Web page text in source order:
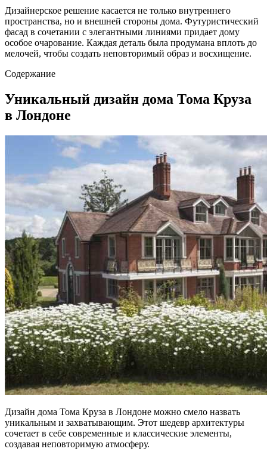
Дизайнерское решение касается не только внутреннего
пространства, но и внешней стороны дома. Футуристический
фасад в сочетании с элегантными линиями придает дому
особое очарование. Каждая деталь была продумана вплоть до
мелочей, чтобы создать неповторимый образ и восхищение.
Содержание
Уникальный дизайн дома Тома Круза
в Лондоне
Дизайн дома Тома Круза в Лондоне можно смело назвать
уникальным и захватывающим. Этот шедевр архитектуры
сочетает в себе современные и классические элементы,
создавая неповторимую атмосферу.